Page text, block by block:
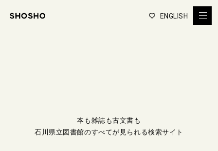
ENGLISH
本も雑誌も古文書も
石川県立図書館のすべてが見られる検索サイト